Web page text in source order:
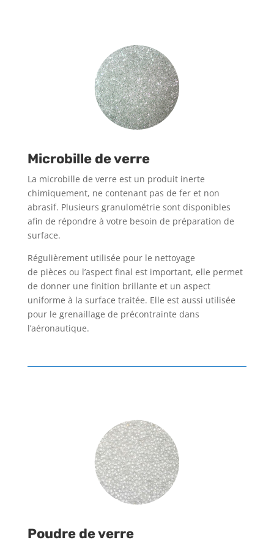
Microbille de verre
La microbille de verre est un produit inerte
chimiquement, ne contenant pas de fer et non
abrasif. Plusieurs granulométrie sont disponibles
afin de répondre à votre besoin de préparation de
surface.
Régulièrement utilisée pour le nettoyage
de pièces ou l’aspect final est important, elle permet
de donner une finition brillante et un aspect
uniforme à la surface traitée. Elle est aussi utilisée
pour le grenaillage de précontrainte dans
l’aéronautique.
Poudre de verre